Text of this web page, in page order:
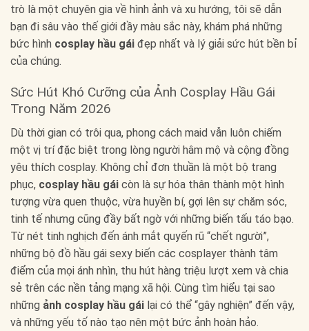
trò là một chuyên gia về hình ảnh và xu hướng, tôi sẽ dẫn
bạn đi sâu vào thế giới đầy màu sắc này, khám phá những
bức hình cosplay hầu gái đẹp nhất và lý giải sức hút bền bỉ
của chúng.
Sức Hút Khó Cưỡng của Ảnh Cosplay Hầu Gái
Trong Năm 2026
Dù thời gian có trôi qua, phong cách maid vẫn luôn chiếm
một vị trí đặc biệt trong lòng người hâm mộ và cộng đồng
yêu thích cosplay. Không chỉ đơn thuần là một bộ trang
phục, cosplay hầu gái còn là sự hóa thân thành một hình
tượng vừa quen thuộc, vừa huyền bí, gợi lên sự chăm sóc,
tinh tế nhưng cũng đầy bất ngờ với những biến tấu táo bạo.
Từ nét tinh nghịch đến ánh mắt quyến rũ “chết người”,
những bộ đồ hầu gái sexy biến các cosplayer thành tâm
điểm của mọi ánh nhìn, thu hút hàng triệu lượt xem và chia
sẻ trên các nền tảng mạng xã hội. Cùng tìm hiểu tại sao
những ảnh cosplay hầu gái lại có thể “gây nghiện” đến vậy,
và những yếu tố nào tạo nên một bức ảnh hoàn hảo.